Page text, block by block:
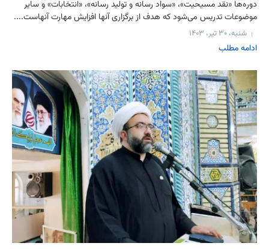
دوره‌ها «نقد مسیحیت»، «سواد رسانه و تولید رسانه»، «انتخابات» و سایر
موضوعات تدریس می‌شود که هدف از برگزاری آنها افزایش مهارت آنهاست....
شنبه، ۳۰ تیر، ۱۴۰۳
ادامه مطلب